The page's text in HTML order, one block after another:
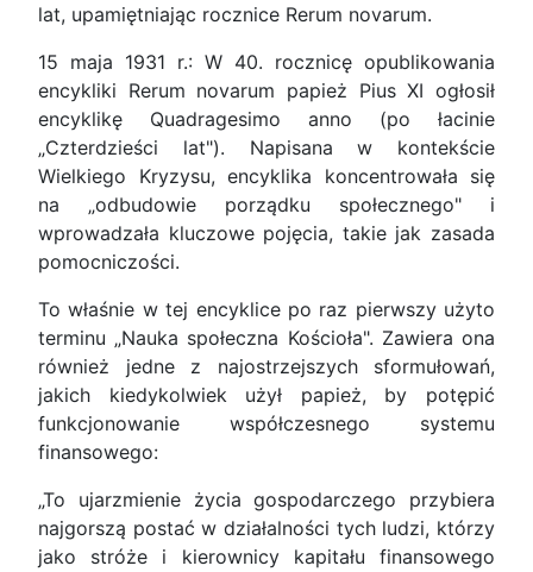
lat, upamiętniając rocznice Rerum novarum.
15 maja 1931 r.: W 40. rocznicę opublikowania
encykliki Rerum novarum papież Pius XI ogłosił
encyklikę Quadragesimo anno (po łacinie
„Czterdzieści lat"). Napisana w kontekście
Wielkiego Kryzysu, encyklika koncentrowała się
na „odbudowie porządku społecznego" i
wprowadzała kluczowe pojęcia, takie jak zasada
pomocniczości.
To właśnie w tej encyklice po raz pierwszy użyto
terminu „Nauka społeczna Kościoła". Zawiera ona
również jedne z najostrzejszych sformułowań,
jakich kiedykolwiek użył papież, by potępić
funkcjonowanie współczesnego systemu
finansowego:
„To ujarzmienie życia gospodarczego przybiera
najgorszą postać w działalności tych ludzi, którzy
jako stróże i kierownicy kapitału finansowego